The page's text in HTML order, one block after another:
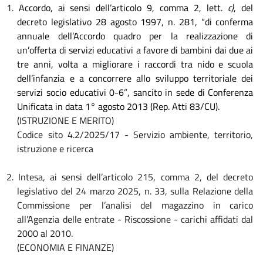
1. Accordo, ai sensi dell’articolo 9, comma 2, lett. c), del
decreto legislativo 28 agosto 1997, n. 281, “di conferma
annuale dell’Accordo quadro per la realizzazione di
un’offerta di servizi educativi a favore di bambini dai due ai
tre anni, volta a migliorare i raccordi tra nido e scuola
dell’infanzia e a concorrere allo sviluppo territoriale dei
servizi socio educativi 0-6”, sancito in sede di Conferenza
Unificata in data 1° agosto 2013 (Rep. Atti 83/CU).
(ISTRUZIONE E MERITO)
Codice sito 4.2/2025/17 - Servizio ambiente, territorio,
istruzione e ricerca
2. Intesa, ai sensi dell’articolo 215, comma 2, del decreto
legislativo del 24 marzo 2025, n. 33, sulla Relazione della
Commissione per l’analisi del magazzino in carico
all’Agenzia delle entrate - Riscossione - carichi affidati dal
2000 al 2010.
(ECONOMIA E FINANZE)